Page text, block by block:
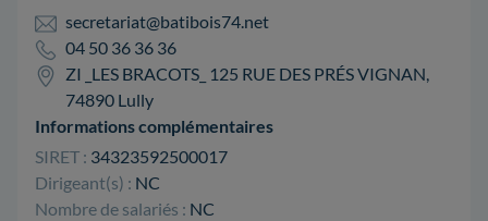
secretariat@batibois74.net
04 50 36 36 36
ZI _LES BRACOTS_ 125 RUE DES PRÉS VIGNAN,
74890 Lully
Informations complémentaires
SIRET : 34323592500017
Dirigeant(s) : NC
Nombre de salariés : NC